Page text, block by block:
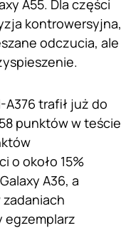
A55. Dla części
kontrowersyjna,
odczucia, ale
trafił już do
punktów w teście
o około 15%
A36, a
egzemplarz